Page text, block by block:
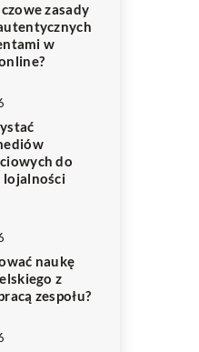
zasady
w
do
lojalności
naukę
z
zespołu?